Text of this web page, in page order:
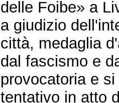
delle Foibe» a
a giudizio
città, medaglia
dal fascismo e
provocatoria e
tentativo in atto